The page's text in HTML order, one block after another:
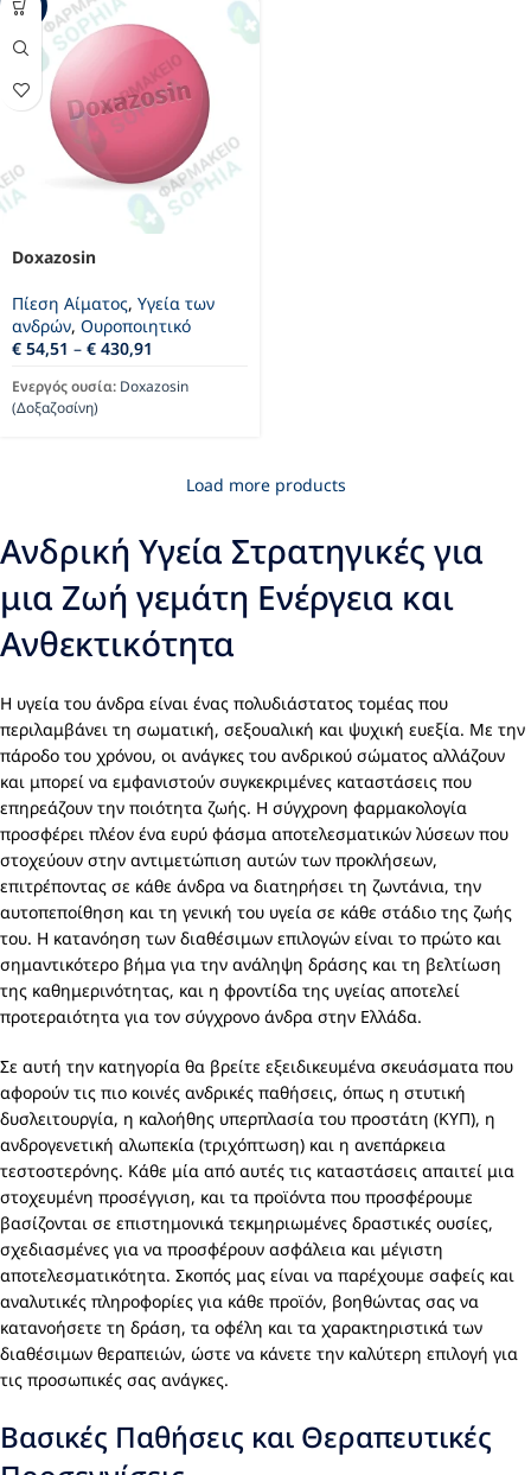
-39%
Doxazosin
Πίεση Αίματος, Υγεία των
ανδρών, Ουροποιητικό
€ 54,51 – € 430,91
Ενεργός ουσία: Doxazosin
(Δοξαζοσίνη)
Load more products
Ανδρική Υγεία Στρατηγικές για
μια Ζωή γεμάτη Ενέργεια και
Ανθεκτικότητα
Η υγεία του άνδρα είναι ένας πολυδιάστατος τομέας που
περιλαμβάνει τη σωματική, σεξουαλική και ψυχική ευεξία. Με την
πάροδο του χρόνου, οι ανάγκες του ανδρικού σώματος αλλάζουν
και μπορεί να εμφανιστούν συγκεκριμένες καταστάσεις που
επηρεάζουν την ποιότητα ζωής. Η σύγχρονη φαρμακολογία
προσφέρει πλέον ένα ευρύ φάσμα αποτελεσματικών λύσεων που
στοχεύουν στην αντιμετώπιση αυτών των προκλήσεων,
επιτρέποντας σε κάθε άνδρα να διατηρήσει τη ζωντάνια, την
αυτοπεποίθηση και τη γενική του υγεία σε κάθε στάδιο της ζωής
του. Η κατανόηση των διαθέσιμων επιλογών είναι το πρώτο και
σημαντικότερο βήμα για την ανάληψη δράσης και τη βελτίωση
της καθημερινότητας, και η φροντίδα της υγείας αποτελεί
προτεραιότητα για τον σύγχρονο άνδρα στην Ελλάδα.
Σε αυτή την κατηγορία θα βρείτε εξειδικευμένα σκευάσματα που
αφορούν τις πιο κοινές ανδρικές παθήσεις, όπως η στυτική
δυσλειτουργία, η καλοήθης υπερπλασία του προστάτη (ΚΥΠ), η
ανδρογενετική αλωπεκία (τριχόπτωση) και η ανεπάρκεια
τεστοστερόνης. Κάθε μία από αυτές τις καταστάσεις απαιτεί μια
στοχευμένη προσέγγιση, και τα προϊόντα που προσφέρουμε
βασίζονται σε επιστημονικά τεκμηριωμένες δραστικές ουσίες,
σχεδιασμένες για να προσφέρουν ασφάλεια και μέγιστη
αποτελεσματικότητα. Σκοπός μας είναι να παρέχουμε σαφείς και
αναλυτικές πληροφορίες για κάθε προϊόν, βοηθώντας σας να
κατανοήσετε τη δράση, τα οφέλη και τα χαρακτηριστικά των
διαθέσιμων θεραπειών, ώστε να κάνετε την καλύτερη επιλογή για
τις προσωπικές σας ανάγκες.
Βασικές Παθήσεις και Θεραπευτικές